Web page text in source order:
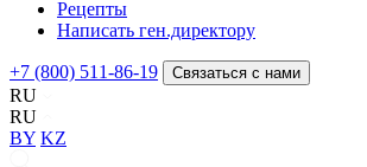
Рецепты
Написать ген.директору
+7 (800) 511-86-19 Связаться с нами
RU
RU
BY KZ